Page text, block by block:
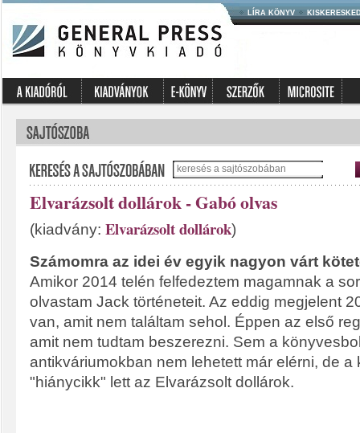
LÍRA KÖNYV
Elvarázsolt dollárok - Gabó olvas
(kiadvány: Elvarázsolt dollárok)
Számomra az idei év egyik nagyon várt
Amikor 2014 telén felfedeztem magamnak a
olvastam Jack történeteit. Az eddig megjelent
van, amit nem találtam sehol. Éppen az első
amit nem tudtam beszerezni. Sem a
antikváriumokban nem lehetett már elérni, de a
"hiánycikk" lett az Elvarázsolt dollárok.